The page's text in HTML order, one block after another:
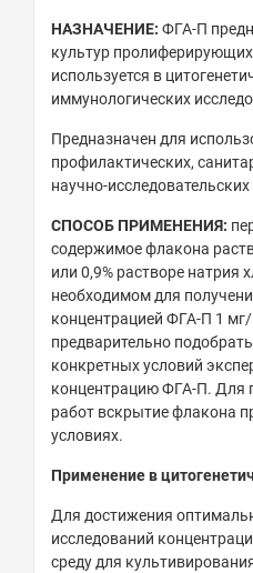
НАЗНАЧЕНИЕ: ФГА-П
культур
используется в
иммунологических
Предназначен для
профилактических,
научно-
СПОСОБ ПРИМЕНЕНИЯ:
содержимое флакона
или 0,9% растворе натрия
необходимом для
концентрацией ФГА-П 1
предварительно
конкретных условий
концентрацию ФГА-П. Для
работ вскрытие флакона
условиях.
Применение в
Для достижения
исследований
среду для